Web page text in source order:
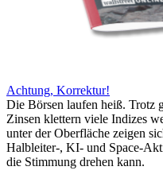
Achtung, Korrektur!
Die Börsen laufen heiß. Trotz
Zinsen klettern viele Indizes
unter der Oberfläche zeigen
Halbleiter-, KI- und Space-
die Stimmung drehen kann.